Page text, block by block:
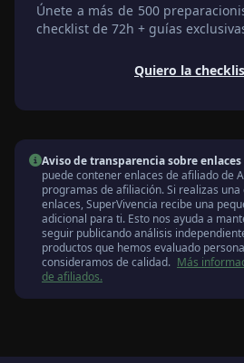
Únete a más de 500
checklist de 72h + guías
Quiero la
Aviso de transparencia sobre
puede contener enlaces de afiliado de
programas de afiliación. Si realizas
enlaces, SuperVivencia recibe una
adicional para ti. Esto nos ayuda a
seguir publicando análisis
productos que hemos evaluado
consideramos de calidad. Más
de afiliados.